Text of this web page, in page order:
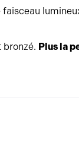
bronzé. Plus la